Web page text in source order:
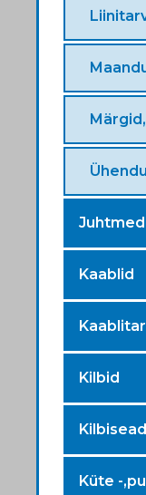
Juhtmed
Kaablid
Kilbid
Küte -